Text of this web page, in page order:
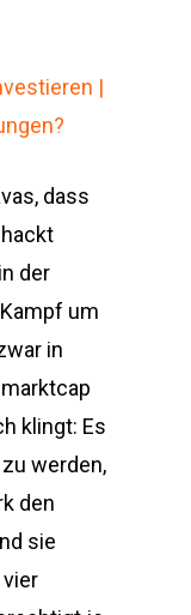
|
dass
der
um
in
klingt: Es
werden,
den
sie